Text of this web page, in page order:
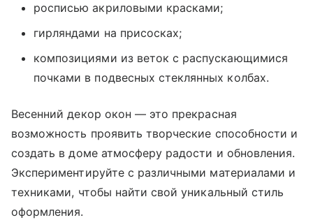
росписью акриловыми красками;
гирляндами на присосках;
композициями из веток с распускающимися
почками в подвесных стеклянных колбах.
Весенний декор окон — это прекрасная
возможность проявить творческие способности и
создать в доме атмосферу радости и обновления.
Экспериментируйте с различными материалами и
техниками, чтобы найти свой уникальный стиль
оформления.